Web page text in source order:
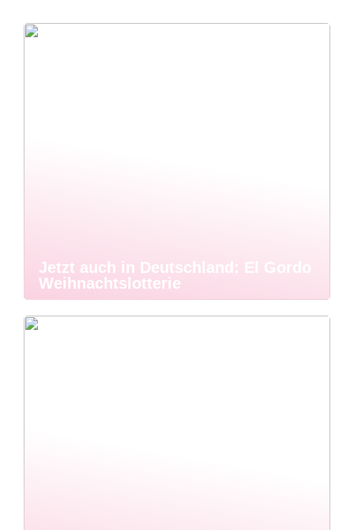
Jetzt auch in Deutschland: El Gordo
Weihnachtslotterie